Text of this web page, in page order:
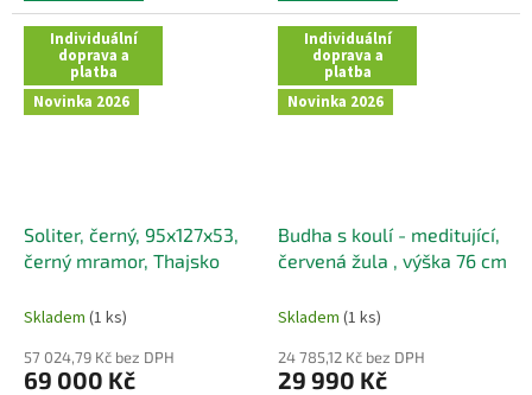
Individuální
doprava a
platba
Novinka 2026
Soliter, černý, 95x127x53,
černý mramor, Thajsko
Skladem (1 ks)
57 024,79 Kč bez DPH
69 000 Kč
Individuální
doprava a
platba
Novinka 2026
Budha s koulí - meditující,
červená žula , výška 76 cm
Skladem (1 ks)
24 785,12 Kč bez DPH
29 990 Kč